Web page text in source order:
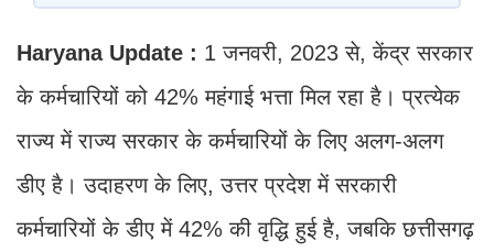
Haryana Update : 1 जनवरी, 2023 से, केंद्र सरकार
के कर्मचारियों को 42% महंगाई भत्ता मिल रहा है। प्रत्येक
राज्य में राज्य सरकार के कर्मचारियों के लिए अलग-अलग
डीए है। उदाहरण के लिए, उत्तर प्रदेश में सरकारी
कर्मचारियों के डीए में 42% की वृद्धि हुई है, जबकि छत्तीसगढ़